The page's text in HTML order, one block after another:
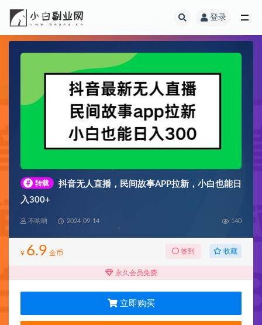
登录
# 转载
抖音无人直播，民间故事APP拉新，小白也能日
入300+
不呐呐 2024-09-14 140
¥ 6.9 金币 签到 收藏
永久会员免费
立即购买